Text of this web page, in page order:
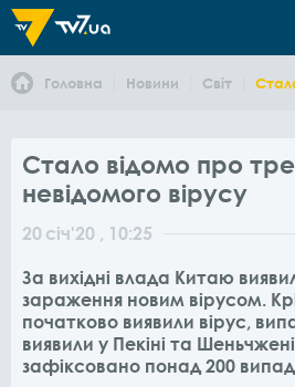
Головна Новини Світ
Стало відомо про
невідомого вірусу
20 січ'20 , 10:25
За вихідні влада Китаю
зараження новим вірусом.
початково виявили вірус,
виявили у Пекіні та
зафіксовано понад 200